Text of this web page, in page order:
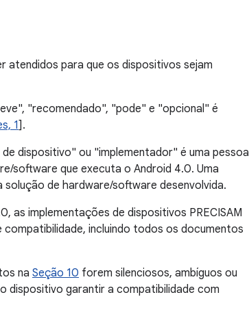
atendidos para que os dispositivos sejam
"recomendado", "pode" e "opcional" é
1].
dispositivo" ou "implementador" é uma pessoa
software que executa o Android 4.0. Uma
de hardware/software desenvolvida.
as implementações de dispositivos PRECISAM
incluindo todos os documentos
na Seção 10 forem silenciosos, ambíguos ou
dispositivo garantir a compatibilidade com